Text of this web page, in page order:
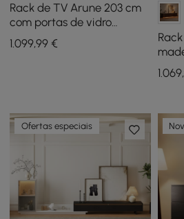
Rack de TV Arune 203 cm
com portas de vidro
arqueadas, lareira elétrica
e controle remoto
1.099,99 €
com
1.069
Ofertas especiais